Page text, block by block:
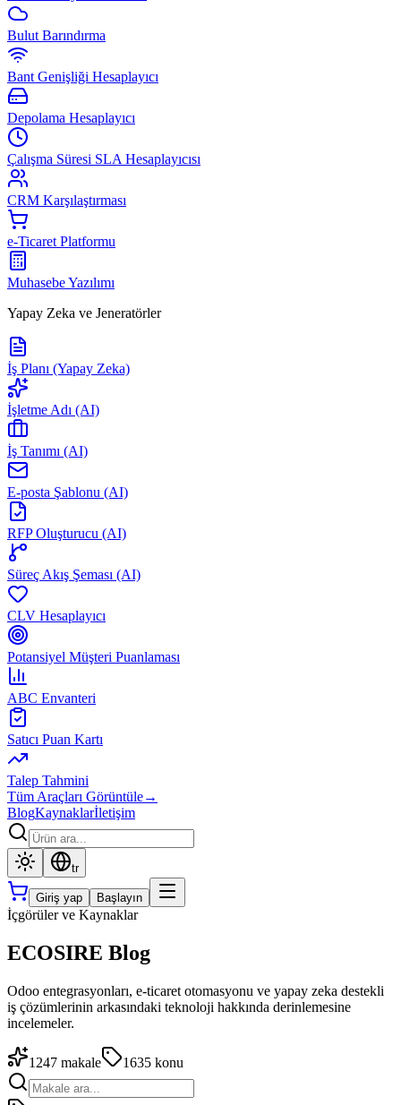
Bulut Barındırma
Bant Genişliği Hesaplayıcı
Depolama Hesaplayıcı
Çalışma Süresi SLA Hesaplayıcısı
CRM Karşılaştırması
e-Ticaret Platformu
Muhasebe Yazılımı
Yapay Zeka ve Jeneratörler
İş Planı (Yapay Zeka)
İşletme Adı (AI)
İş Tanımı (AI)
E-posta Şablonu (AI)
RFP Oluşturucu (AI)
Süreç Akış Şeması (AI)
CLV Hesaplayıcı
Potansiyel Müşteri Puanlaması
ABC Envanteri
Satıcı Puan Kartı
Talep Tahmini
Tüm Araçları Görüntüle→
BlogKaynaklarİletişim
tr
Giriş yap Başlayın
İçgörüler ve Kaynaklar
ECOSIRE Blog
Odoo entegrasyonları, e-ticaret otomasyonu ve yapay zeka destekli
iş çözümlerinin arkasındaki teknoloji hakkında derinlemesine
incelemeler.
1247 makale 1635 konu